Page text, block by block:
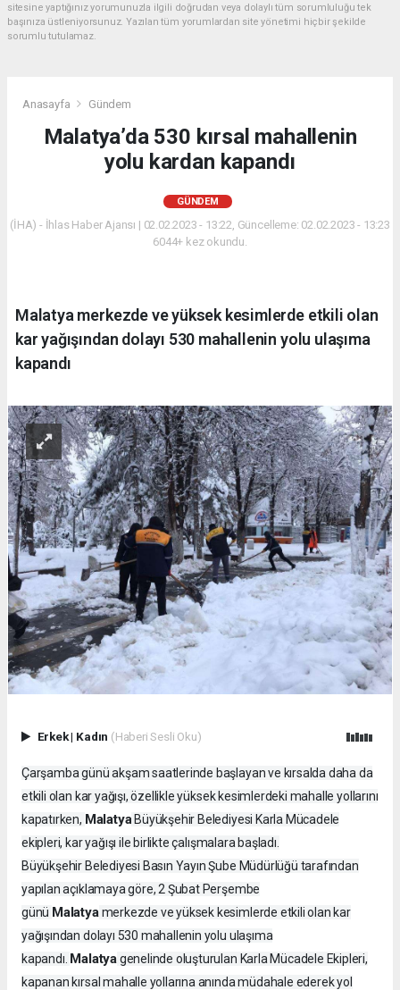
sitesine yaptığınız yorumunuzla ilgili doğrudan veya dolaylı tüm sorumluluğu tek
başınıza üstleniyorsunuz. Yazılan tüm yorumlardan site yönetimi hiçbir şekilde
sorumlu tutulamaz.
Anasayfa Gündem
Malatya’da 530 kırsal mahallenin
yolu kardan kapandı
GÜNDEM
(İHA) - İhlas Haber Ajansı | 02.02.2023 - 13:22, Güncelleme: 02.02.2023 - 13:23
6044+ kez okundu.
Malatya merkezde ve yüksek kesimlerde etkili olan
kar yağışından dolayı 530 mahallenin yolu ulaşıma
kapandı
Erkek| Kadın (Haberi Sesli Oku)
Çarşamba günü akşam saatlerinde başlayan ve kırsalda daha da
etkili olan kar yağışı, özellikle yüksek kesimlerdeki mahalle yollarını
kapatırken, Malatya Büyükşehir Belediyesi Karla Mücadele
ekipleri, kar yağışı ile birlikte çalışmalara başladı.
Büyükşehir Belediyesi Basın Yayın Şube Müdürlüğü tarafından
yapılan açıklamaya göre, 2 Şubat Perşembe
günü Malatyamerkezde ve yüksek kesimlerde etkili olan kar
yağışından dolayı 530 mahallenin yolu ulaşıma
kapandı. Malatyagenelinde oluşturulan Karla Mücadele Ekipleri,
kapanan kırsal mahalle yollarına anında müdahale ederek yol